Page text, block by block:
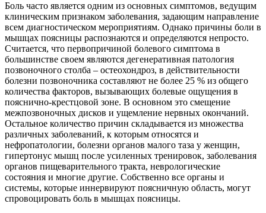
Боль часто является одним из основных симптомов, ведущим
клиническим признаком заболевания, задающим направление
всем диагностическом мероприятиям. Однако причины боли в
мышцах поясницы распознаются и определяются непросто.
Считается, что первопричиной болевого симптома в
большинстве своем являются дегенеративная патология
позвоночного столба – остеохондроз, в действительности
болезни позвоночника составляют не более 25 % из общего
количества факторов, вызывающих болевые ощущения в
пояснично-крестцовой зоне. В основном это смещение
межпозвоночных дисков и ущемление нервных окончаний.
Остальное количество причин складывается из множества
различных заболеваний, к которым относятся и
нефропатологии, болезни органов малого таза у женщин,
гипертонус мышц после усиленных тренировок, заболевания
органов пищеварительного тракта, неврологические
состояния и многие другие. Собственно все органы и
системы, которые иннервируют поясничную область, могут
спровоцировать боль в мышцах поясницы.